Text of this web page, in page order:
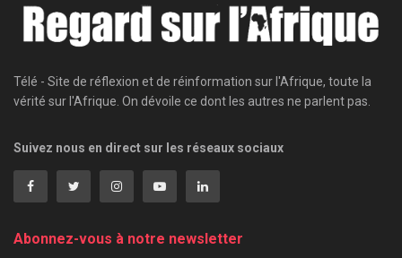
Télé - Site de réflexion et de réinformation sur l'Afrique, toute la
vérité sur l'Afrique. On dévoile ce dont les autres ne parlent pas.
Suivez nous en direct sur les réseaux sociaux
Abonnez-vous à notre newsletter